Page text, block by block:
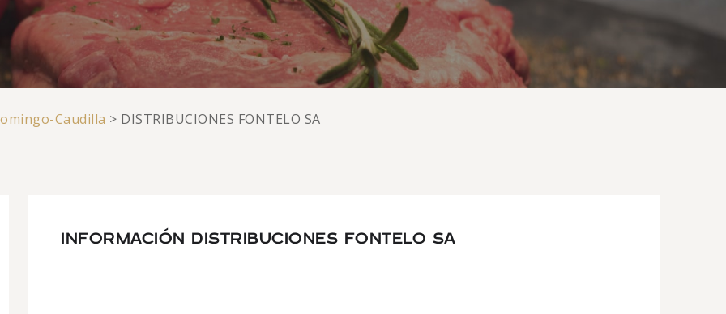
Caudilla > DISTRIBUCIONES FONTELO SA
INFORMACIÓN DISTRIBUCIONES FONTELO SA